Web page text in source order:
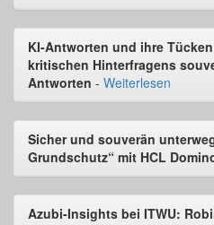
KI-Antworten und ihre
kritischen Hinterfragens
Antworten - Weiterlesen
Sicher und souverän
Grundschutz“ mit HCL
Azubi-Insights bei ITWU: